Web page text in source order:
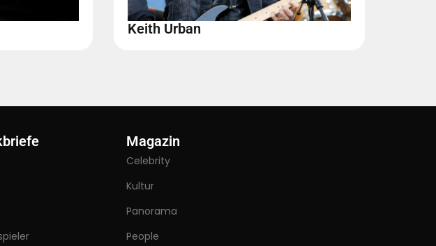
Keith Urban
Magazin
Celebrity
Kultur
Panorama
People